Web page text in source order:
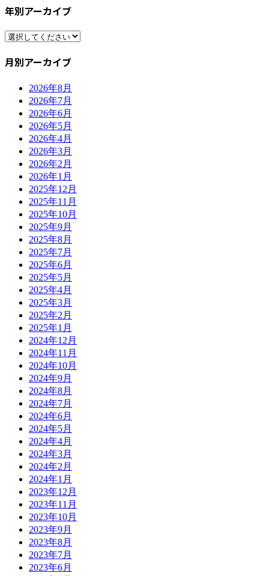
年別アーカイブ
月別アーカイブ
2026年8月
2026年7月
2026年6月
2026年5月
2026年4月
2026年3月
2026年2月
2026年1月
2025年12月
2025年11月
2025年10月
2025年9月
2025年8月
2025年7月
2025年6月
2025年5月
2025年4月
2025年3月
2025年2月
2025年1月
2024年12月
2024年11月
2024年10月
2024年9月
2024年8月
2024年7月
2024年6月
2024年5月
2024年4月
2024年3月
2024年2月
2024年1月
2023年12月
2023年11月
2023年10月
2023年9月
2023年8月
2023年7月
2023年6月